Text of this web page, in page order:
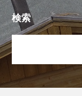
検索